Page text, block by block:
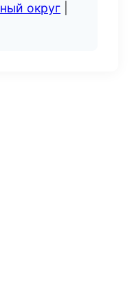
округ